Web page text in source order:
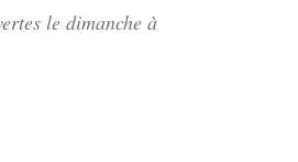
le dimanche à